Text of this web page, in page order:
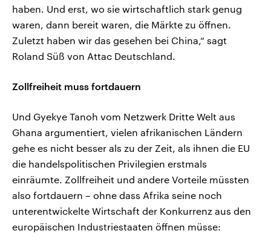
haben. Und erst, wo sie wirtschaftlich stark genug
waren, dann bereit waren, die Märkte zu öffnen.
Zuletzt haben wir das gesehen bei China,“ sagt
Roland Süß von Attac Deutschland.
Zollfreiheit muss fortdauern
Und Gyekye Tanoh vom Netzwerk Dritte Welt aus
Ghana argumentiert, vielen afrikanischen Ländern
gehe es nicht besser als zu der Zeit, als ihnen die EU
die handelspolitischen Privilegien erstmals
einräumte. Zollfreiheit und andere Vorteile müssten
also fortdauern – ohne dass Afrika seine noch
unterentwickelte Wirtschaft der Konkurrenz aus den
europäischen Industriestaaten öffnen müsse: